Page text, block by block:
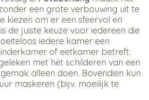
een grote verbouwing uit te
kiezen om er een sfeervol en
is de juiste keuze voor iedereen die
iedere kamer een
of eetkamer betreft.
met het schilderen van een
alleen doen. Bovendien kun
maskeren (bijv. moeilijk te